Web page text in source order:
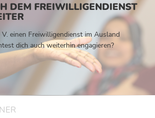
DEM FREIWILLIGENDIENST
einen Freiwilligendienst im Ausland
dich auch weiterhin engagieren?